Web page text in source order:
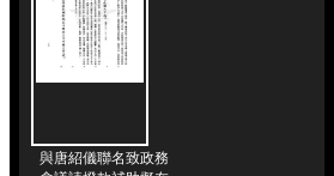
與唐紹儀聯名致政務